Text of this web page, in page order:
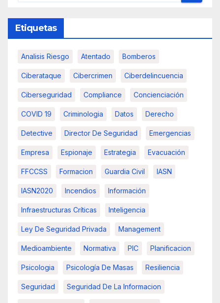
Etiquetas
Analisis Riesgo Atentado Bomberos
Ciberataque Cibercrimen Ciberdelincuencia
Ciberseguridad Compliance Concienciación
COVID 19 Criminologia Datos Derecho
Detective Director De Seguridad Emergencias
Empresa Espionaje Estrategia Evacuación
FFCCSS Formacion Guardia Civil IASN
IASN2020 Incendios Información
Infraestructuras Críticas Inteligencia
Ley De Seguridad Privada Management
Medioambiente Normativa PIC Planificacion
Psicologia Psicología De Masas Resiliencia
Seguridad Seguridad De La Informacion